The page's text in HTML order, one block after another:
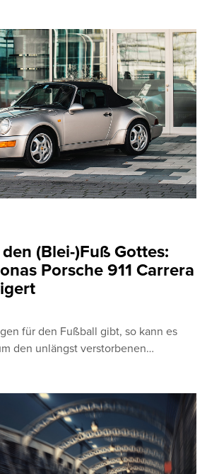
(Blei-)Fuß Gottes:
Porsche 911 Carrera
für den Fußball gibt, so kann es
den unlängst verstorbenen…